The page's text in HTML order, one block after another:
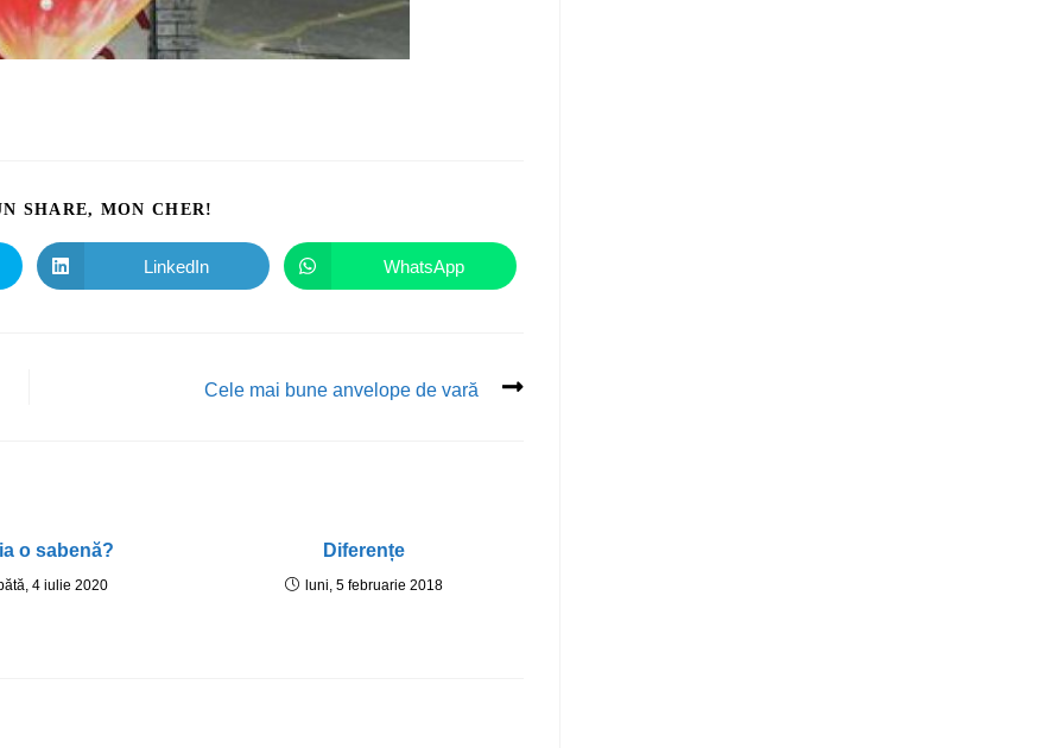
SHARE, MON CHER!
LinkedIn WhatsApp
Cele mai bune anvelope de vară
o sabenă?
4 iulie 2020
Diferențe
luni, 5 februarie 2018